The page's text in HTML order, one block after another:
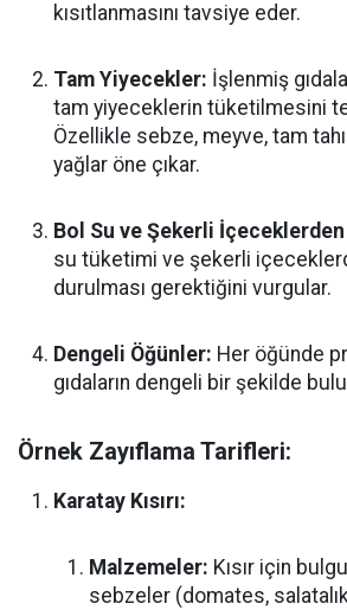
kısıtlanmasını tavsiye eder.
Tam Yiyecekler: İşlenmiş
tam yiyeceklerin tüketilmesini
Özellikle sebze, meyve, tam
yağlar öne çıkar.
Bol Su ve Şekerli İçeceklerden
su tüketimi ve şekerli
durulması gerektiğini vurgular.
Dengeli Öğünler: Her öğünde
gıdaların dengeli bir şekilde
Örnek Zayıflama Tarifleri:
Karatay Kısırı:
Malzemeler: Kısır için
sebzeler (domates,